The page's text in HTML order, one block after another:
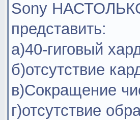
Sony
представить:
а)40-гиговый
б)отсутствие
в)Сокращение
г)отсутствие